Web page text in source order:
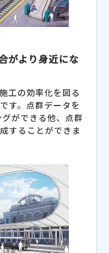
がより身近にな
の効率化を図る
す。点群データを
ができる他、点群
することができま